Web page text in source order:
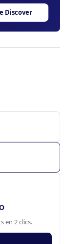
Discover
rouler
en 2 clics.